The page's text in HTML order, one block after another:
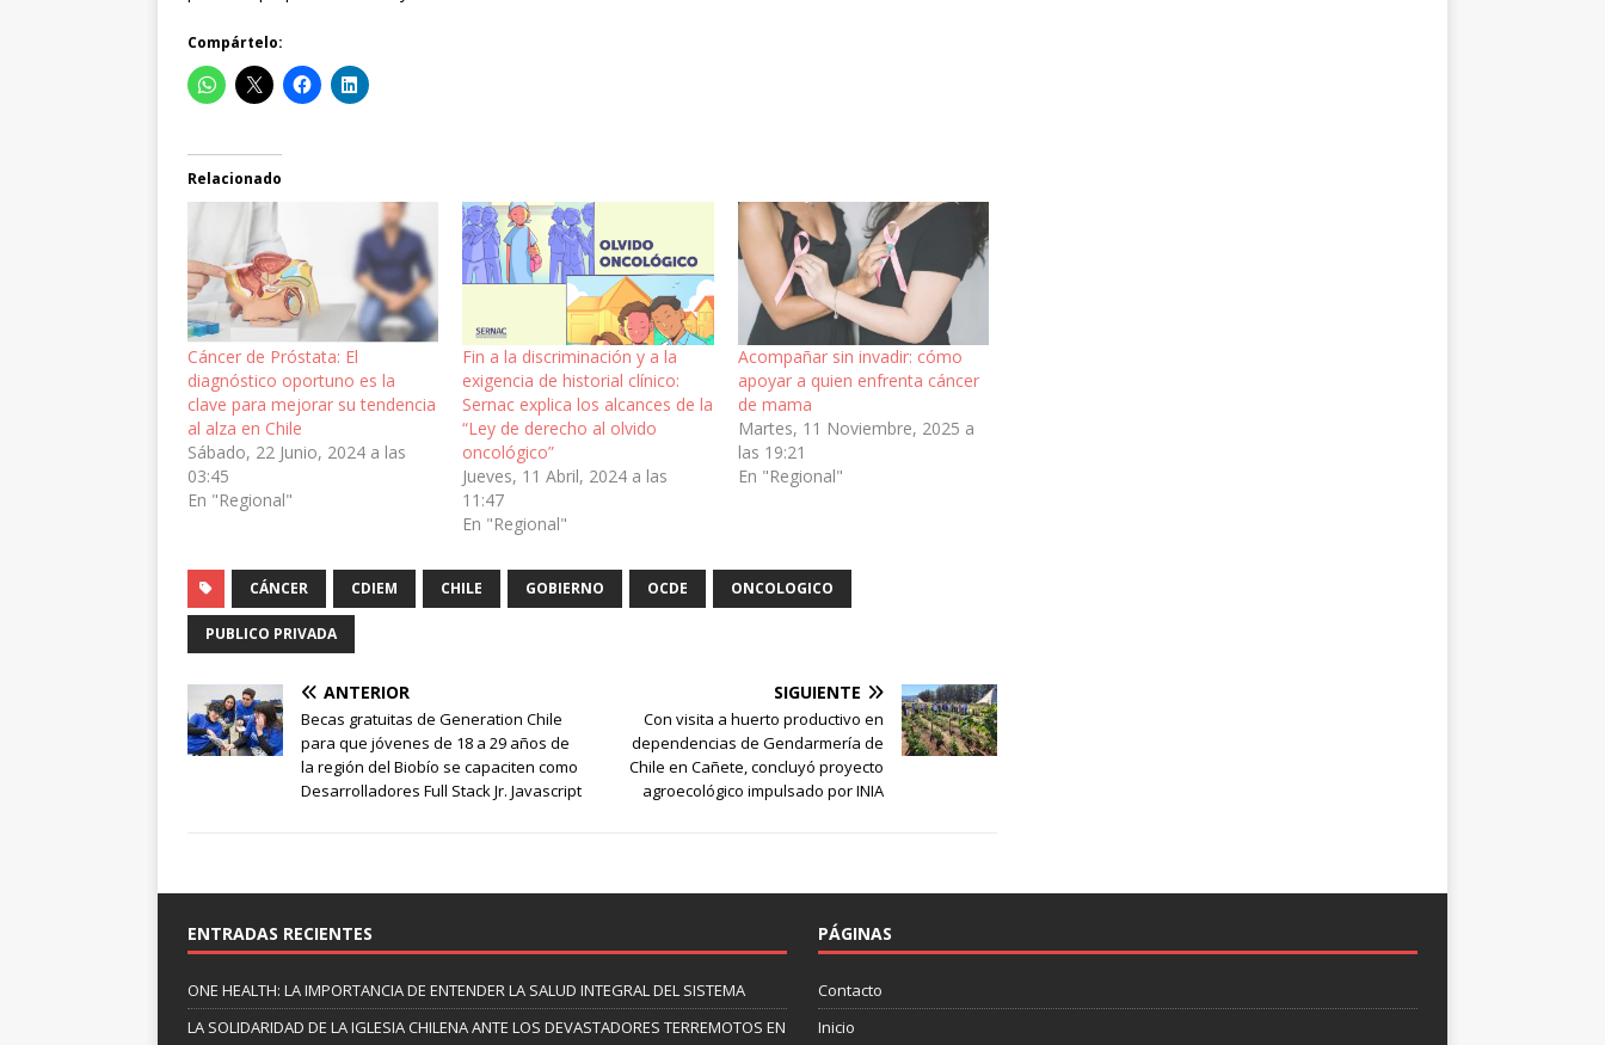
Compártelo:
Relacionado
Cáncer de Próstata: El
diagnóstico oportuno es la
clave para mejorar su tendencia
al alza en Chile
Sábado, 22 Junio, 2024 a las
03:45
En "Regional"
Fin a la discriminación y a la
exigencia de historial clínico:
Sernac explica los alcances de la
“Ley de derecho al olvido
oncológico”
Jueves, 11 Abril, 2024 a las
11:47
En "Regional"
Acompañar sin invadir: cómo
apoyar a quien enfrenta cáncer
de mama
Martes, 11 Noviembre, 2025 a
las 19:21
En "Regional"
CÁNCER CDIEM CHILE GOBIERNO OCDE ONCOLOGICO
PUBLICO PRIVADA
ANTERIOR
Becas gratuitas de Generation Chile
para que jóvenes de 18 a 29 años de
la región del Biobío se capaciten como
Desarrolladores Full Stack Jr. Javascript
SIGUIENTE
Con visita a huerto productivo en
dependencias de Gendarmería de
Chile en Cañete, concluyó proyecto
agroecológico impulsado por INIA
ENTRADAS RECIENTES
ONE HEALTH: LA IMPORTANCIA DE ENTENDER LA SALUD INTEGRAL DEL SISTEMA
LA SOLIDARIDAD DE LA IGLESIA CHILENA ANTE LOS DEVASTADORES TERREMOTOS EN
PÁGINAS
Contacto
Inicio